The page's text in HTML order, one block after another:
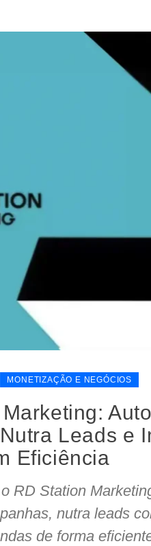
MONETIZAÇÃO E NEGÓCIOS
Leads e
Eficiência
RD Station
nutra leads
de forma